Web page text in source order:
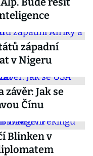
západní
v Nigeru
Jak se
Čínu
Blinken v